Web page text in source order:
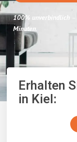
100% unverbindlich
Minuten.
Erhalten
in Kiel: